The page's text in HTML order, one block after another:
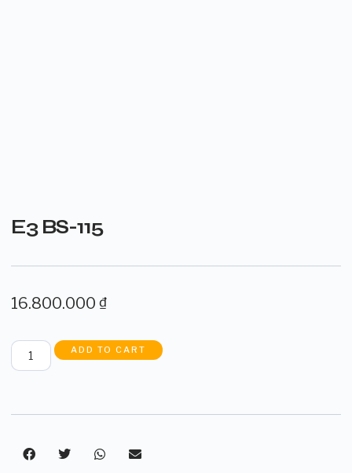
E3 BS-115
16.800.000 ₫
ADD TO CART